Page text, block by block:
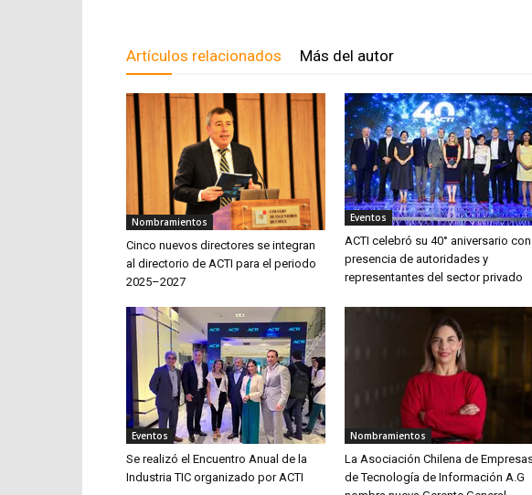
Artículos relacionados Más del autor
Nombramientos
Cinco nuevos directores se integran
al directorio de ACTI para el periodo
2025–2027
Eventos
ACTI celebró su 40° aniversario
presencia de autoridades y
representantes del sector privado
Eventos
Se realizó el Encuentro Anual de la
Industria TIC organizado por ACTI
Nombramientos
La Asociación Chilena de
de Tecnología de Información A.G